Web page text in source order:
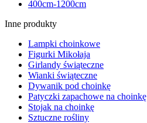
400cm-1200cm
Inne produkty
Lampki choinkowe
Figurki Mikołaja
Girlandy świąteczne
Wianki świąteczne
Dywanik pod choinkę
Patyczki zapachowe na choinkę
Stojak na choinkę
Sztuczne rośliny